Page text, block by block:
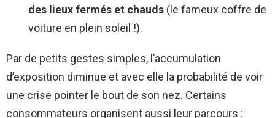
des lieux fermés et chauds (le fameux coffre de
voiture en plein soleil !).
Par de petits gestes simples, l’accumulation
d’exposition diminue et avec elle la probabilité de voir
une crise pointer le bout de son nez. Certains
consommateurs organisent aussi leur parcours :